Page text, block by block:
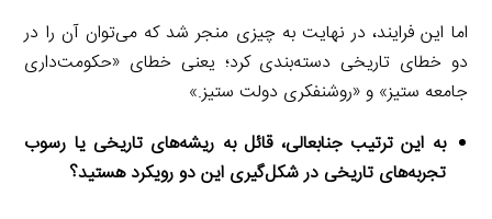
اما این فرایند، در نهایت به چیزی منجر شد که می‌توان آن را در
دو خطای تاریخی دسته‌بندی کرد؛ یعنی خطای «حکومت‌داری
جامعه ستیز» و «روشنفکری دولت ستیز.»
به این ترتیب جنابعالی، قائل به ریشه‌های تاریخی یا رسوب
تجربه‌های تاریخی در شکل‌گیری این دو رویکرد هستید؟